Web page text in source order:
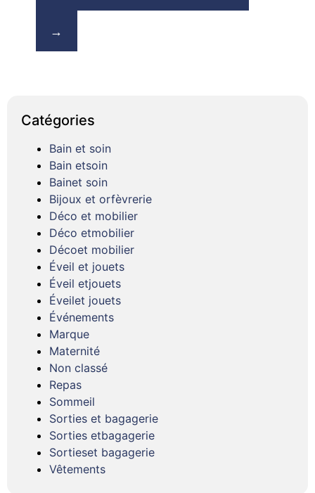
→
Catégories
Bain et soin
Bain etsoin
Bainet soin
Bijoux et orfèvrerie
Déco et mobilier
Déco etmobilier
Décoet mobilier
Éveil et jouets
Éveil etjouets
Éveilet jouets
Événements
Marque
Maternité
Non classé
Repas
Sommeil
Sorties et bagagerie
Sorties etbagagerie
Sortieset bagagerie
Vêtements